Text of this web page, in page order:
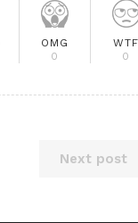
OMG
0
WTF
0
Next post